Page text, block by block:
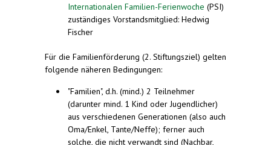
Internationalen Familien-Ferienwoche (PSI)
zuständiges Vorstandsmitglied: Hedwig
Fischer
Für die Familienförderung (2. Stiftungsziel) gelten
folgende näheren Bedingungen:
"Familien", d.h. (mind.) 2 Teilnehmer
(darunter mind. 1 Kind oder Jugendlicher)
aus verschiedenen Generationen (also auch
Oma/Enkel, Tante/Neffe); ferner auch
solche, die nicht verwandt sind (Nachbar,